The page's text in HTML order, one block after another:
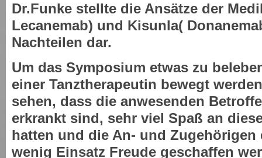
Dr.Funke stellte die Ansätze der
Lecanemab) und Kisunla(
Nachteilen dar.
Um das Symposium etwas zu
einer Tanztherapeutin bewegt
sehen, dass die anwesenden
erkrankt sind, sehr viel Spaß an
hatten und die An- und
wenig Einsatz Freude geschaffen